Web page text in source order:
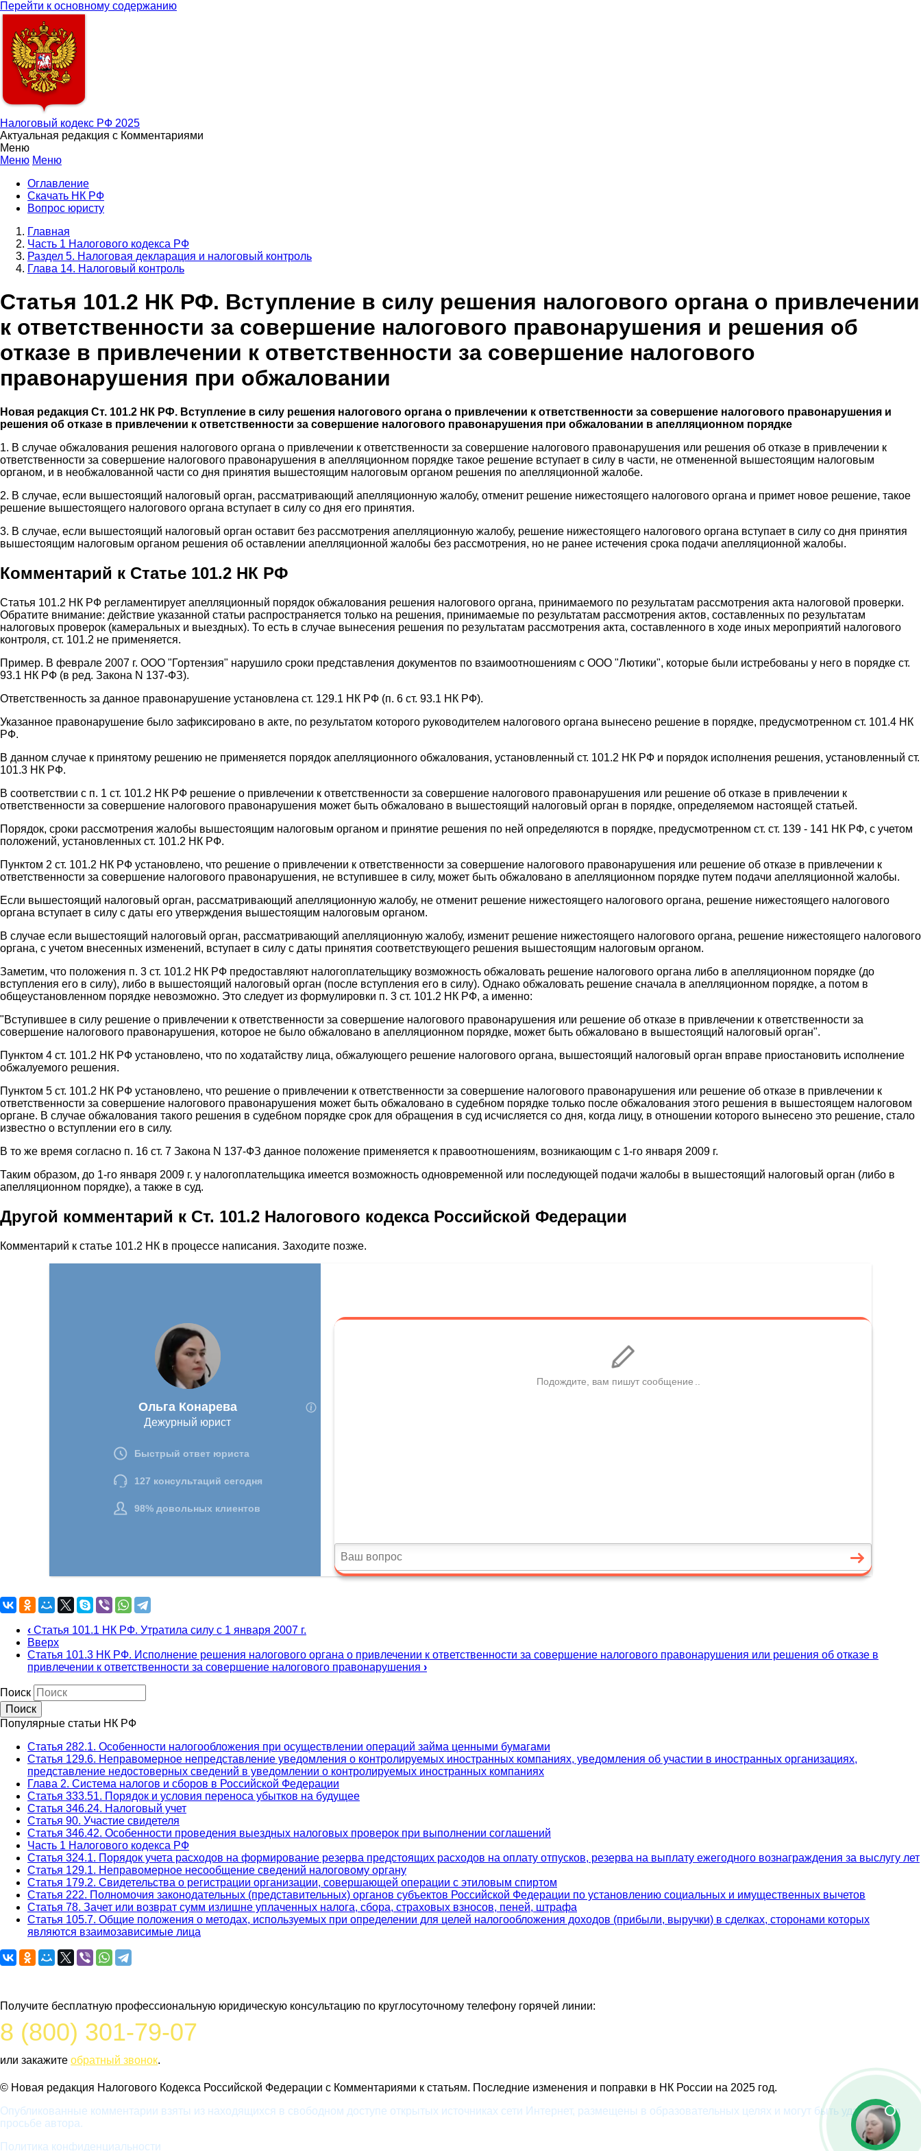
Перейти к основному содержанию
Налоговый кодекс РФ 2025
Актуальная редакция с Комментариями
Меню
Меню Меню
Оглавление
Скачать НК РФ
Вопрос юристу
Главная
Часть 1 Налогового кодекса РФ
Раздел 5. Налоговая декларация и налоговый контроль
Глава 14. Налоговый контроль
Статья 101.2 НК РФ. Вступление в силу решения налогового органа о привлечении
к ответственности за совершение налогового правонарушения и решения об
отказе в привлечении к ответственности за совершение налогового
правонарушения при обжаловании
Новая редакция Ст. 101.2 НК РФ. Вступление в силу решения налогового органа о привлечении к ответственности за совершение налогового правонарушения и
решения об отказе в привлечении к ответственности за совершение налогового правонарушения при обжаловании в апелляционном порядке
1. В случае обжалования решения налогового органа о привлечении к ответственности за совершение налогового правонарушения или решения об отказе в привлечении к
ответственности за совершение налогового правонарушения в апелляционном порядке такое решение вступает в силу в части, не отмененной вышестоящим налоговым
органом, и в необжалованной части со дня принятия вышестоящим налоговым органом решения по апелляционной жалобе.
2. В случае, если вышестоящий налоговый орган, рассматривающий апелляционную жалобу, отменит решение нижестоящего налогового органа и примет новое решение, такое
решение вышестоящего налогового органа вступает в силу со дня его принятия.
3. В случае, если вышестоящий налоговый орган оставит без рассмотрения апелляционную жалобу, решение нижестоящего налогового органа вступает в силу со дня принятия
вышестоящим налоговым органом решения об оставлении апелляционной жалобы без рассмотрения, но не ранее истечения срока подачи апелляционной жалобы.
Комментарий к Статье 101.2 НК РФ
Статья 101.2 НК РФ регламентирует апелляционный порядок обжалования решения налогового органа, принимаемого по результатам рассмотрения акта налоговой проверки.
Обратите внимание: действие указанной статьи распространяется только на решения, принимаемые по результатам рассмотрения актов, составленных по результатам
налоговых проверок (камеральных и выездных). То есть в случае вынесения решения по результатам рассмотрения акта, составленного в ходе иных мероприятий налогового
контроля, ст. 101.2 не применяется.
Пример. В феврале 2007 г. ООО "Гортензия" нарушило сроки представления документов по взаимоотношениям с ООО "Лютики", которые были истребованы у него в порядке ст.
93.1 НК РФ (в ред. Закона N 137-ФЗ).
Ответственность за данное правонарушение установлена ст. 129.1 НК РФ (п. 6 ст. 93.1 НК РФ).
Указанное правонарушение было зафиксировано в акте, по результатом которого руководителем налогового органа вынесено решение в порядке, предусмотренном ст. 101.4 НК
РФ.
В данном случае к принятому решению не применяется порядок апелляционного обжалования, установленный ст. 101.2 НК РФ и порядок исполнения решения, установленный ст.
101.3 НК РФ.
В соответствии с п. 1 ст. 101.2 НК РФ решение о привлечении к ответственности за совершение налогового правонарушения или решение об отказе в привлечении к
ответственности за совершение налогового правонарушения может быть обжаловано в вышестоящий налоговый орган в порядке, определяемом настоящей статьей.
Порядок, сроки рассмотрения жалобы вышестоящим налоговым органом и принятие решения по ней определяются в порядке, предусмотренном ст. ст. 139 - 141 НК РФ, с учетом
положений, установленных ст. 101.2 НК РФ.
Пунктом 2 ст. 101.2 НК РФ установлено, что решение о привлечении к ответственности за совершение налогового правонарушения или решение об отказе в привлечении к
ответственности за совершение налогового правонарушения, не вступившее в силу, может быть обжаловано в апелляционном порядке путем подачи апелляционной жалобы.
Если вышестоящий налоговый орган, рассматривающий апелляционную жалобу, не отменит решение нижестоящего налогового органа, решение нижестоящего налогового
органа вступает в силу с даты его утверждения вышестоящим налоговым органом.
В случае если вышестоящий налоговый орган, рассматривающий апелляционную жалобу, изменит решение нижестоящего налогового органа, решение нижестоящего налогового
органа, с учетом внесенных изменений, вступает в силу с даты принятия соответствующего решения вышестоящим налоговым органом.
Заметим, что положения п. 3 ст. 101.2 НК РФ предоставляют налогоплательщику возможность обжаловать решение налогового органа либо в апелляционном порядке (до
вступления его в силу), либо в вышестоящий налоговый орган (после вступления его в силу). Однако обжаловать решение сначала в апелляционном порядке, а потом в
общеустановленном порядке невозможно. Это следует из формулировки п. 3 ст. 101.2 НК РФ, а именно:
"Вступившее в силу решение о привлечении к ответственности за совершение налогового правонарушения или решение об отказе в привлечении к ответственности за
совершение налогового правонарушения, которое не было обжаловано в апелляционном порядке, может быть обжаловано в вышестоящий налоговый орган".
Пунктом 4 ст. 101.2 НК РФ установлено, что по ходатайству лица, обжалующего решение налогового органа, вышестоящий налоговый орган вправе приостановить исполнение
обжалуемого решения.
Пунктом 5 ст. 101.2 НК РФ установлено, что решение о привлечении к ответственности за совершение налогового правонарушения или решение об отказе в привлечении к
ответственности за совершение налогового правонарушения может быть обжаловано в судебном порядке только после обжалования этого решения в вышестоящем налоговом
органе. В случае обжалования такого решения в судебном порядке срок для обращения в суд исчисляется со дня, когда лицу, в отношении которого вынесено это решение, стало
известно о вступлении его в силу.
В то же время согласно п. 16 ст. 7 Закона N 137-ФЗ данное положение применяется к правоотношениям, возникающим с 1-го января 2009 г.
Таким образом, до 1-го января 2009 г. у налогоплательщика имеется возможность одновременной или последующей подачи жалобы в вышестоящий налоговый орган (либо в
апелляционном порядке), а также в суд.
Другой комментарий к Ст. 101.2 Налогового кодекса Российской Федерации
Комментарий к статье 101.2 НК в процессе написания. Заходите позже.
‹ Статья 101.1 НК РФ. Утратила силу с 1 января 2007 г.
Вверх
Статья 101.3 НК РФ. Исполнение решения налогового органа о привлечении к ответственности за совершение налогового правонарушения или решения об отказе в
привлечении к ответственности за совершение налогового правонарушения ›
Поиск
Популярные статьи НК РФ
Статья 282.1. Особенности налогообложения при осуществлении операций займа ценными бумагами
Статья 129.6. Неправомерное непредставление уведомления о контролируемых иностранных компаниях, уведомления об участии в иностранных организациях,
представление недостоверных сведений в уведомлении о контролируемых иностранных компаниях
Глава 2. Система налогов и сборов в Российской Федерации
Статья 333.51. Порядок и условия переноса убытков на будущее
Статья 346.24. Налоговый учет
Статья 90. Участие свидетеля
Статья 346.42. Особенности проведения выездных налоговых проверок при выполнении соглашений
Часть 1 Налогового кодекса РФ
Статья 324.1. Порядок учета расходов на формирование резерва предстоящих расходов на оплату отпусков, резерва на выплату ежегодного вознаграждения за выслугу лет
Статья 129.1. Неправомерное несообщение сведений налоговому органу
Статья 179.2. Свидетельства о регистрации организации, совершающей операции с этиловым спиртом
Статья 222. Полномочия законодательных (представительных) органов субъектов Российской Федерации по установлению социальных и имущественных вычетов
Статья 78. Зачет или возврат сумм излишне уплаченных налога, сбора, страховых взносов, пеней, штрафа
Статья 105.7. Общие положения о методах, используемых при определении для целей налогообложения доходов (прибыли, выручки) в сделках, сторонами которых
являются взаимозависимые лица
Получите бесплатную профессиональную юридическую консультацию по круглосуточному телефону горячей линии:
8 (800) 301-79-07
или закажите обратный звонок.
© Новая редакция Налогового Кодекса Российской Федерации c Комментариями к статьям. Последние изменения и поправки в НК России на 2025 год.
Опубликованные комментарии взяты из находящихся в свободном доступе открытых источниках сети Интернет, размещены в образовательных целях и могут быть удалены по
просьбе автора.
Политика конфиденциальности